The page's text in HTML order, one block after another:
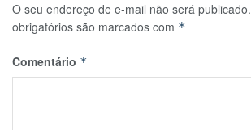
O seu endereço de e-mail não será publicado.
obrigatórios são marcados com *
Comentário *